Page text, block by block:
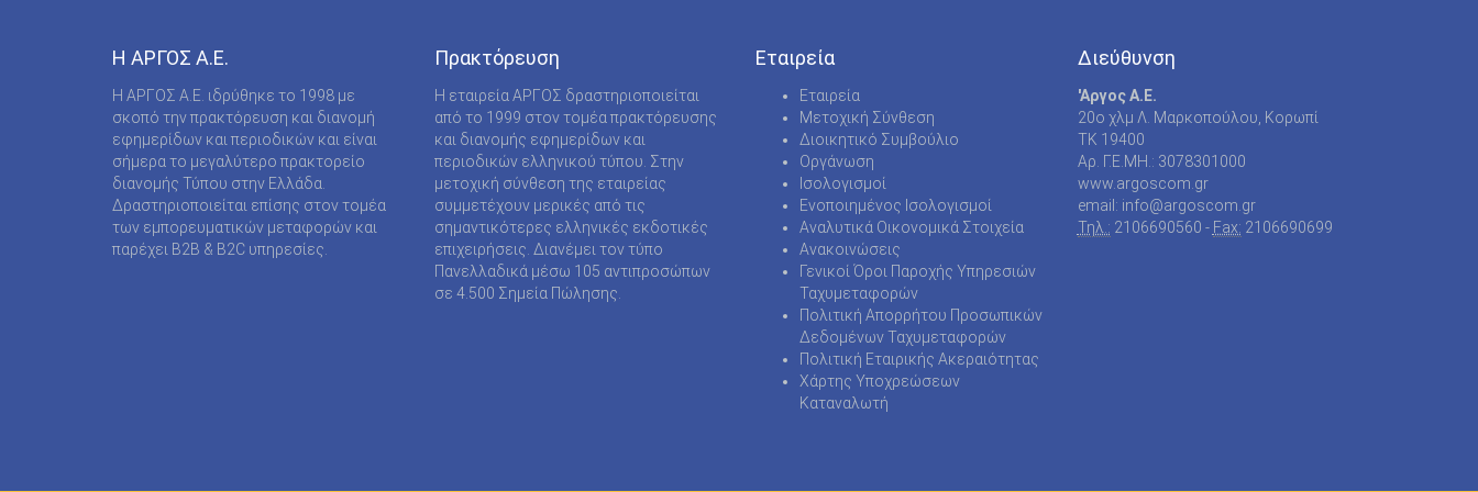
DE AGOSTINI PUBLISHING SPA
DIGITAL CONTENT S.A.
DIGITAL MEDIA EPTA LTD ΥΠΟΚΑΤΑΣΤΗΜΑ
ΑΛΛΟΔΑΠΗΣ
DOCUMENTO MEDIA ΜΟΝΟΠΡΟΣΩΠΗ ΙΚΕ
EK ARCHITECTURAL PUBLICATIONS LTD
Η ΑΡΓΟΣ A.E.
Η ΑΡΓΟΣ A.E. ιδρύθηκε το 1998 με
σκοπό την πρακτόρευση και διανομή
εφημερίδων και περιοδικών και είναι
σήμερα το μεγαλύτερο πρακτορείο
διανομής Τύπου στην Ελλάδα.
Δραστηριοποιείται επίσης στον τομέα
των εμπορευματικών μεταφορών και
παρέχει B2B & B2C υπηρεσίες.
Πρακτόρευση
Η εταιρεία ΑΡΓΟΣ δραστηριοποιείται
από το 1999 στον τομέα πρακτόρευσης
και διανομής εφημερίδων και
περιοδικών ελληνικού τύπου. Στην
μετοχική σύνθεση της εταιρείας
συμμετέχουν μερικές από τις
σημαντικότερες ελληνικές εκδοτικές
επιχειρήσεις. Διανέμει τον τύπο
Πανελλαδικά μέσω 105 αντιπροσώπων
σε 4.500 Σημεία Πώλησης.
Εταιρεία
Εταιρεία
Μετοχική Σύνθεση
Διοικητικό Συμβούλιο
Οργάνωση
Ισολογισμοί
Ενοποιημένος Ισολογισμοί
Αναλυτικά Οικονομικά Στοιχεία
Ανακοινώσεις
Γενικοί Όροι Παροχής Υπηρεσιών
Ταχυμεταφορών
Πολιτική Απορρήτου Προσωπικών
Δεδομένων Ταχυμεταφορών
Πολιτική Εταιρικής Ακεραιότητας
Χάρτης Υποχρεώσεων
Καταναλωτή
Διεύθυνση
'Αργος Α.Ε.
20o χλμ Λ. Μαρκοπούλου, Κορωπί
TK 19400
Αρ. Γ.Ε.ΜΗ.: 3078301000
www.argoscom.gr
email: info@argoscom.gr
Τηλ.: 2106690560 - Fax: 2106690699